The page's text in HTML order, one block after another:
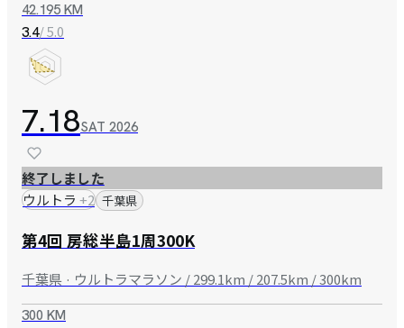
42.195 KM
3.4/ 5.0
7.18SAT 2026
終了しました
ウルトラ +2 千葉県
第4回 房総半島1周300K
千葉県 · ウルトラマラソン / 299.1km / 207.5km / 300km
300 KM